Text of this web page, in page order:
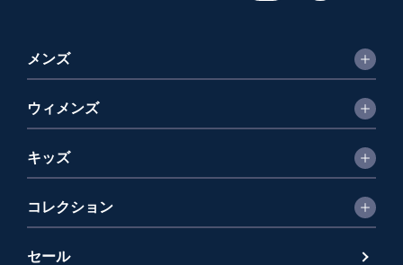
メンズ
ウィメンズ
キッズ
コレクション
セール